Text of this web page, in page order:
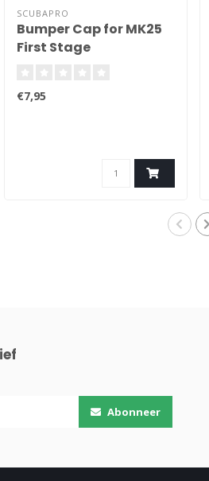
SCUBAPRO
Bumper Cap for MK25
First Stage
€7,95
Abonneer